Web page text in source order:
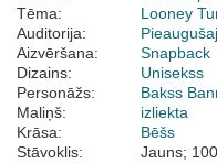
Tēma:
Looney
Auditorija:
Aizvēršana:
Snapback
Dizains:
Unisekss
Personāžs:
Bakss
Maliņš:
izliekta
Krāsa:
Bēšs
Stāvoklis:
Jauns;